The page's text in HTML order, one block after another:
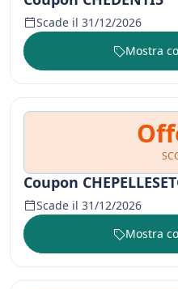
Scade il 31/12/2026
Mostra
Coupon
Scade il 31/12/2026
Mostra